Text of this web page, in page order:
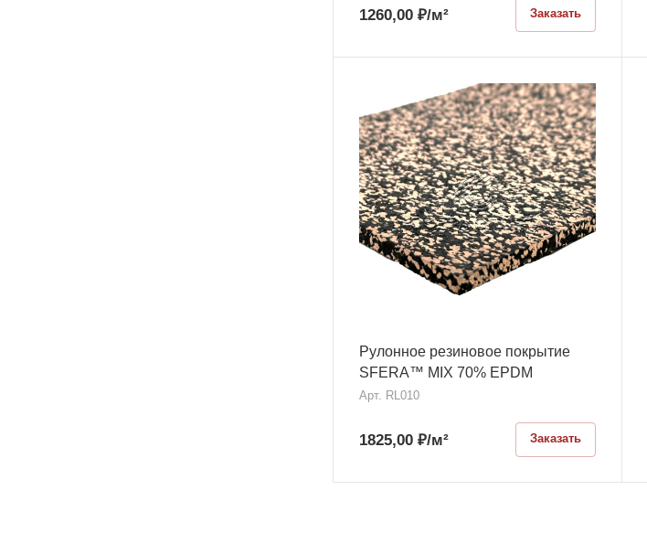
1260,00 ₽/м² Заказать
Рулонное резиновое покрытие
SFERA™ MIX 70% EPDM
Арт. RL010
1825,00 ₽/м² Заказать